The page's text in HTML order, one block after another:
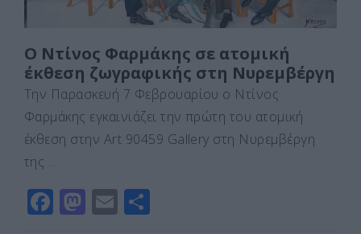
Ο Ντίνος Φαρμάκης σε ατομική
έκθεση ζωγραφικής στη Νυρεμβέργη
Την Παρασκευή 7 Φεβρουαρίου ο Ντίνος
Φαρμάκης εγκαινιάζει την πρώτη του ατομική
έκθεση στην Art 90459 Gallery στη Νυρεμβέργη
της …
F M E